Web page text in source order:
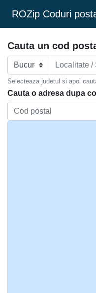
ROZip Coduri
Cauta un cod
Selecteaza judetul si apoi
Cauta o adresa dupa